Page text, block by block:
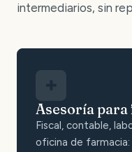
intermediarios, sin
Asesoría
Fiscal, contable,
oficina de